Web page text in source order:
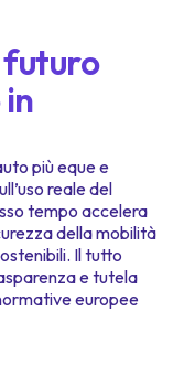
più eque e
reale del
tempo accelera
della mobilità
Il tutto
e tutela
europee